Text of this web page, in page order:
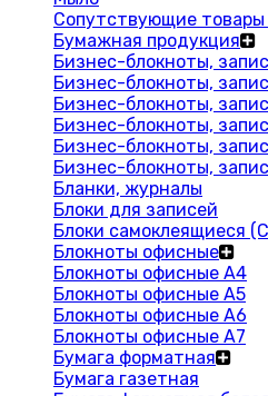
Сопутствующие товары
Бумажная продукция
Бизнес-блокноты,
Бизнес-блокноты,
Бизнес-блокноты,
Бизнес-блокноты,
Бизнес-блокноты,
Бизнес-блокноты,
Бланки, журналы
Блоки для записей
Блоки самоклеящиеся
Блокноты офисные
Блокноты офисные A4
Блокноты офисные A5
Блокноты офисные A6
Блокноты офисные A7
Бумага форматная
Бумага газетная